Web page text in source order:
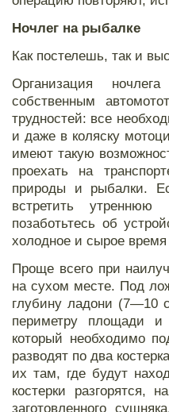
Ночлег на рыбалке
Как постелешь, так и
Организация
собственным
трудностей: все
и даже в коляску
имеют такую
проехать на
природы и рыбалки.
встретить утреннюю
позаботьтесь об
холодное и сырое время
Проще всего при
на сухом месте. Под
глубину ладони (7—10
периметру площади и
который необходимо
разводят по два
их там, где будут
костерки разгорятся,
заготовленного